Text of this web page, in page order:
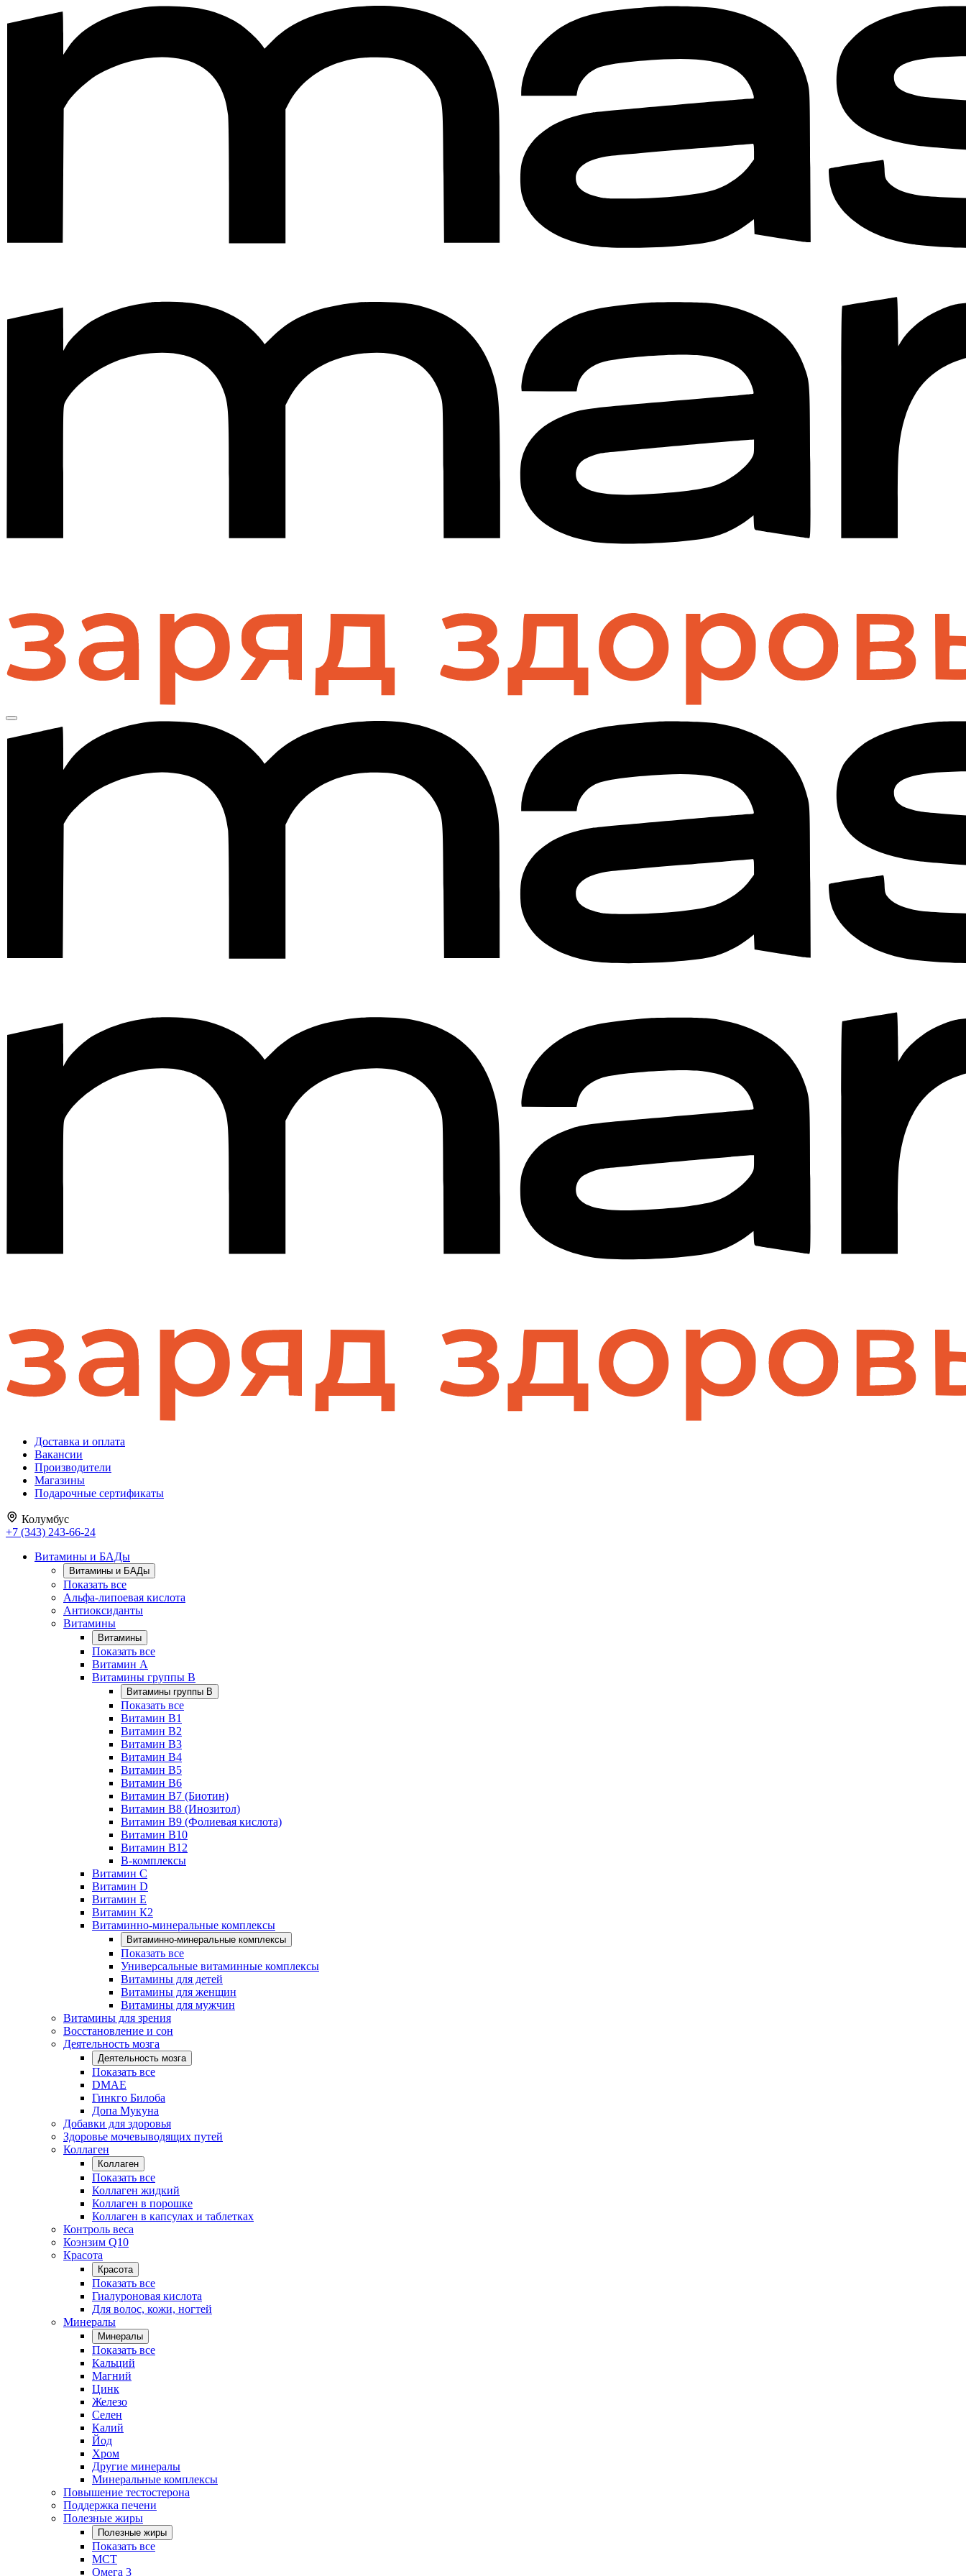
Доставка и оплата
Вакансии
Производители
Магазины
Подарочные сертификаты
Колумбус
+7 (343) 243-66-24
Витамины и БАДы
Витамины и БАДы
Показать все
Альфа-липоевая кислота
Антиоксиданты
Витамины
Витамины
Показать все
Витамин A
Витамины группы B
Витамины группы B
Показать все
Витамин B1
Витамин B2
Витамин B3
Витамин B4
Витамин B5
Витамин B6
Витамин B7 (Биотин)
Витамин B8 (Инозитол)
Витамин B9 (Фолиевая кислота)
Витамин B10
Витамин B12
B-комплексы
Витамин C
Витамин D
Витамин E
Витамин К2
Витаминно-минеральные комплексы
Витаминно-минеральные комплексы
Показать все
Универсальные витаминные комплексы
Витамины для детей
Витамины для женщин
Витамины для мужчин
Витамины для зрения
Восстановление и сон
Деятельность мозга
Деятельность мозга
Показать все
DMAE
Гинкго Билоба
Допа Мукуна
Добавки для здоровья
Здоровье мочевыводящих путей
Коллаген
Коллаген
Показать все
Коллаген жидкий
Коллаген в порошке
Коллаген в капсулах и таблетках
Контроль веса
Коэнзим Q10
Красота
Красота
Показать все
Гиалуроновая кислота
Для волос, кожи, ногтей
Минералы
Минералы
Показать все
Кальций
Магний
Цинк
Железо
Селен
Калий
Йод
Хром
Другие минералы
Минеральные комплексы
Повышение тестостерона
Поддержка печени
Полезные жиры
Полезные жиры
Показать все
MCT
Омега 3